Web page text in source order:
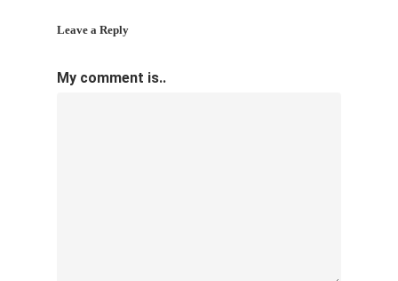
Leave a Reply
My comment is..